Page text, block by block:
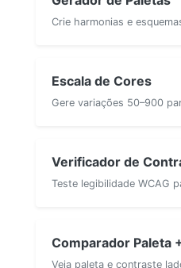
Crie harmonias e
Escala de Cores
Gere variações 50–900
Verificador de
Teste legibilidade WCAG
Comparador Paleta
Veja paleta e contraste